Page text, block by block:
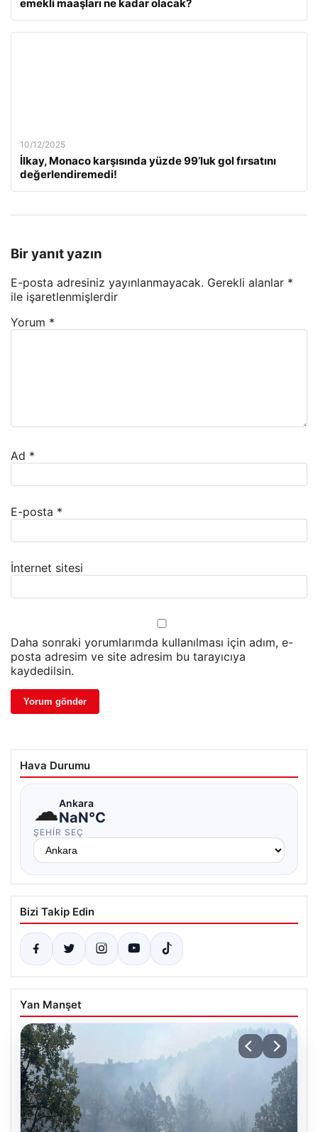
emekli maaşları ne kadar olacak?
10/12/2025
İlkay, Monaco karşısında yüzde 99’luk gol fırsatını
değerlendiremedi!
Bir yanıt yazın
E-posta adresiniz yayınlanmayacak. Gerekli alanlar *
ile işaretlenmişlerdir
Yorum *
Ad *
E-posta *
İnternet sitesi
Daha sonraki yorumlarımda kullanılması için adım, e-
posta adresim ve site adresim bu tarayıcıya
kaydedilsin.
Hava Durumu
☁Ankara
NaN°C
ŞEHIR SEÇ
Bizi Takip Edin
Yan Manşet